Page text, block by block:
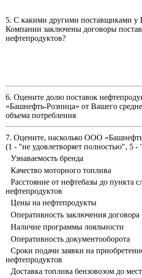
5. С какими другими поставщиками у
Компании заключены договоры
нефтепродуктов?
6. Оцените долю поставок
«Башнефть-Розница» от Вашего
объема потребления
7. Оцените, насколько ООО
(1 - "не удовлетворяет полностью", 5 -
Узнаваемость бренда
Качество моторного топлива
Расстояние от нефтебазы до пункта
нефтепродуктов
Цены на нефтепродукты
Оперативность заключения договора
Наличие программы лояльности
Оперативность документооборота
Сроки подачи заявки на
нефтепродуктов
Доставка топлива бензовозом до